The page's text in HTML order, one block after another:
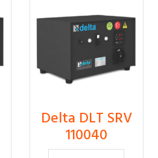
Delta DLT SRV
110040